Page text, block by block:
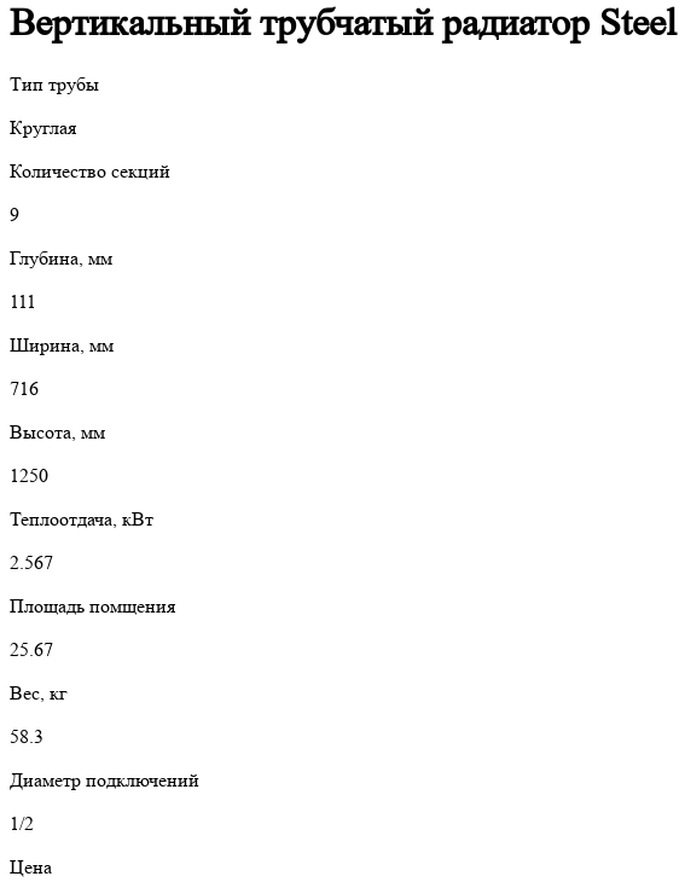
Вертикальный трубчатый радиатор
Тип трубы
Круглая
Количество секций
9
Глубина, мм
111
Ширина, мм
716
Высота, мм
1250
Теплоотдача, кВт
2.567
Площадь помщения
25.67
Вес, кг
58.3
Диаметр подключений
1/2
Цена